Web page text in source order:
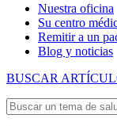
Nuestra oficina
Su centro
Remitir a un
Blog y noticias
BUSCAR